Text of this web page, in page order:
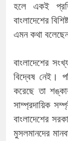
হলে একই
বাংলাদেশের
এমন কথা বলেছেন
বাংলাদেশের
বিদ্বেষ নেই।
করেছে তা
সাম্প্রদায়িক
বাংলাদেশের
মুসলমানদের